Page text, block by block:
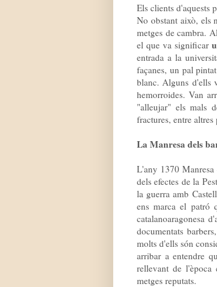
Els clients d'aquests
No obstant això, els
metges de cambra.
el que va significar
entrada a la
façanes, un pal
blanc. Alguns d'ells
hemorroides. Van
"alleujar" els mals
fractures, entre
La Manresa dels
L'any 1370 Manresa
dels efectes de la
la guerra amb
ens marca el patró
catalanoaragonesa
documentats
molts d'ells són
arribar a entendre
rellevant de l'època
metges reputats.